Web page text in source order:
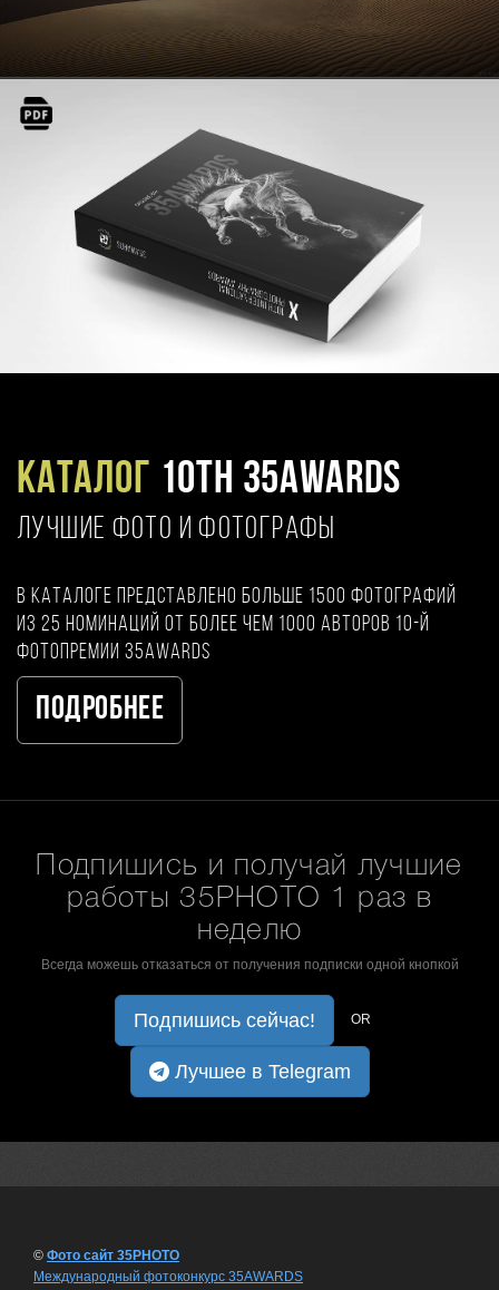
Каталог 10TH 35AWARDS
ЛУЧШИЕ ФОТО И ФОТОГРАФЫ
В каталоге представлено больше 1500 фотографий
из 25 номинаций от более чем 1000 авторов 10-й
фотопремии 35AWARDS
Подробнее
Подпишись и получай лучшие
работы 35PHOTO 1 раз в
неделю
Всегда можешь отказаться от получения подписки одной кнопкой
Подпишись сейчас! OR
Лучшее в Telegram
© Фото сайт 35PHOTO
Международный фотоконкурс 35AWARDS